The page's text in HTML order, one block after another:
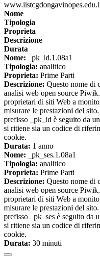
Nome
Tipologia
Proprieta
Descrizione
Durata
Nome: _pk_id.1.08a1
Tipologia: analitico
Proprieta: Prime Parti
Descrizione: Questo nome di
analisi web open source
proprietari di siti Web a
misurare le prestazioni del
prefisso _pk_id è seguito da
si ritiene sia un codice di
cookie.
Durata: 1 anno
Nome: _pk_ses.1.08a1
Tipologia: analitico
Proprieta: Prime Parti
Descrizione: Questo nome di
analisi web open source
proprietari di siti Web a
misurare le prestazioni del
prefisso _pk_ses è seguito da
si ritiene sia un codice di
cookie.
Durata: 30 minuti